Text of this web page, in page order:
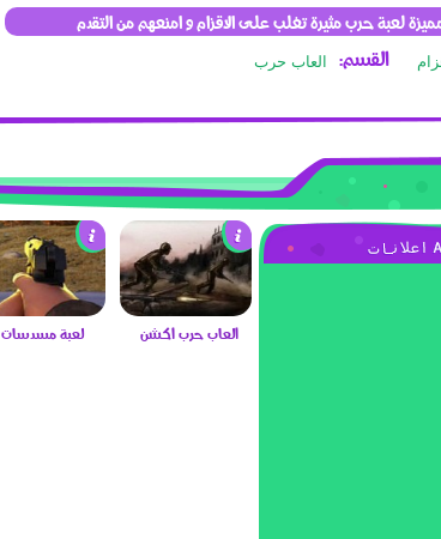
لعبة حرب مثيرة تغلب على الاقزام و امنعهم من التقدم
القسم: العاب حرب
العاب حرب اكشن لعبة مسدسات